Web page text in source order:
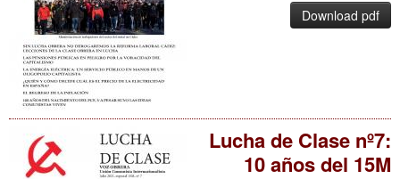
Download pdf
Lucha de Clase nº7:
10 años del 15M